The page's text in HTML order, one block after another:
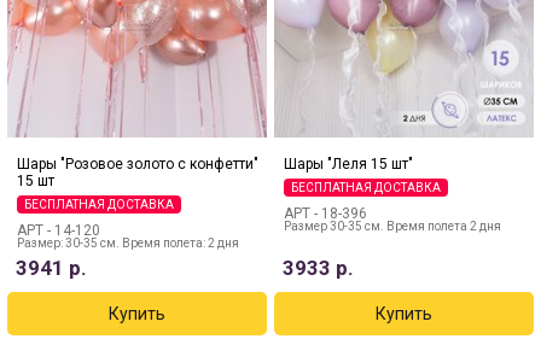
Шары "Розовое золото с конфетти"
15 шт
БЕСПЛАТНАЯ ДОСТАВКА
АРТ - 14-120
Размер: 30-35 см. Время полета: 2 дня
3941 р.
Шары "Леля 15 шт"
БЕСПЛАТНАЯ ДОСТАВКА
АРТ - 18-396
Размер 30-35 см. Время полета 2 дня
3933 р.